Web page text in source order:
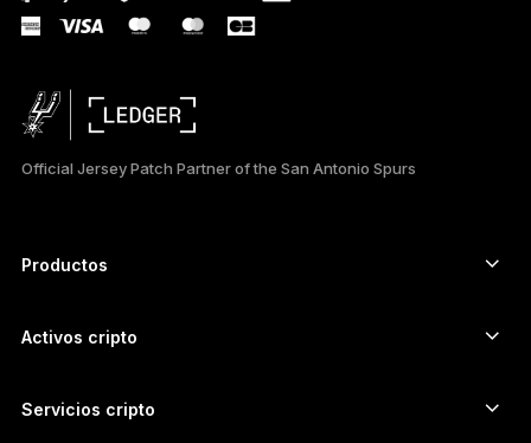
TÜRKÇE
DEUTSCH
PORTUGUÊS
简体中文
العربية
Official Jersey Patch Partner of the San Antonio Spurs
Productos
Hardware Wallet
Ledger Stax
Activos cripto
Billetera para Ethereum
Servicios cripto